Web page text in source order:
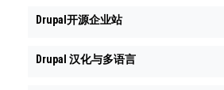
Drupal开源企业站
Drupal 汉化与多语言